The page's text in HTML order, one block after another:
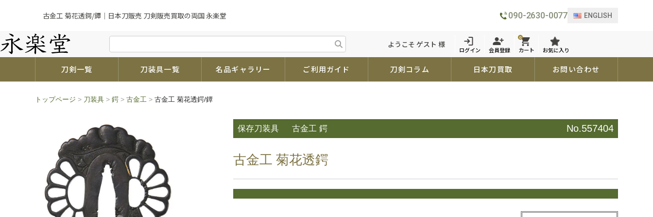
古金工 菊花透鍔/鐔｜日本刀販売 刀剣販売買取の両国 永楽堂 090-2630-0077 ENGLISH
ようこそ ゲスト 様
ログイン 会員登録
0
カート お気に入り
刀剣一覧 刀装具一覧 名品ギャラリー ご利用ガイド 刀剣コラム 日本刀買取 お問い合わせ
トップページ > 刀装具 > 鍔 > 古金工 > 古金工 菊花透鍔/鐔
保存刀装具 古金工 鍔 No.557404
古金工 菊花透鍔